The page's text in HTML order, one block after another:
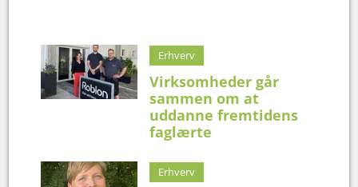
Erhverv
Virksomheder går
sammen om at
uddanne fremtidens
faglærte
Erhverv